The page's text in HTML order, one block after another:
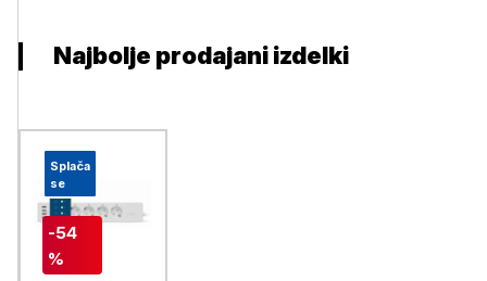
Najbolje prodajani izdelki
Splača
se
-54
%